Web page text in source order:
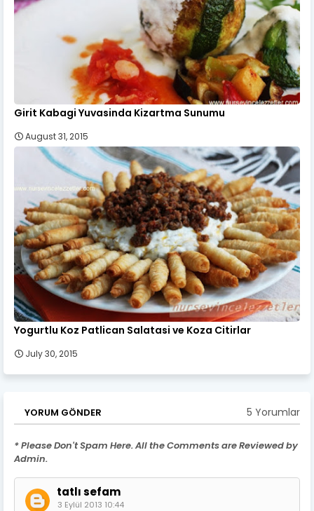
Girit Kabagi Yuvasinda Kizartma Sunumu
August 31, 2015
Yogurtlu Koz Patlican Salatasi ve Koza Citirlar
July 30, 2015
YORUM GÖNDER 5 Yorumlar
* Please Don't Spam Here. All the Comments are Reviewed by
Admin.
tatlı sefam
3 Eylül 2013 10:44